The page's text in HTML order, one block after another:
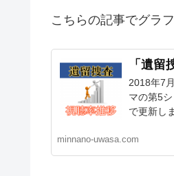
こちらの記事でグラ
「遺
2018年7
マの第5
で更新し
minnano-uwasa.com